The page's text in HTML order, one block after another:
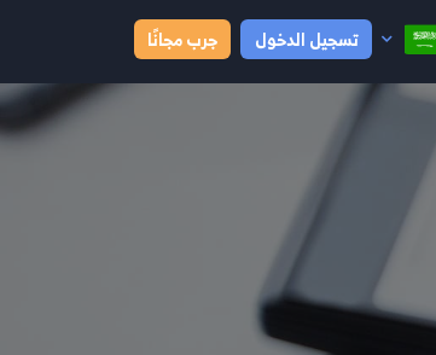
تسجيل الدخول جرب مجانًا